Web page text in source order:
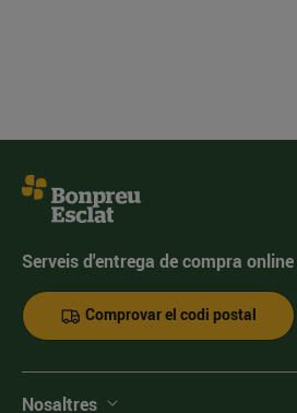
Serveis d'entrega de compra online
Comprovar el codi postal
Nosaltres